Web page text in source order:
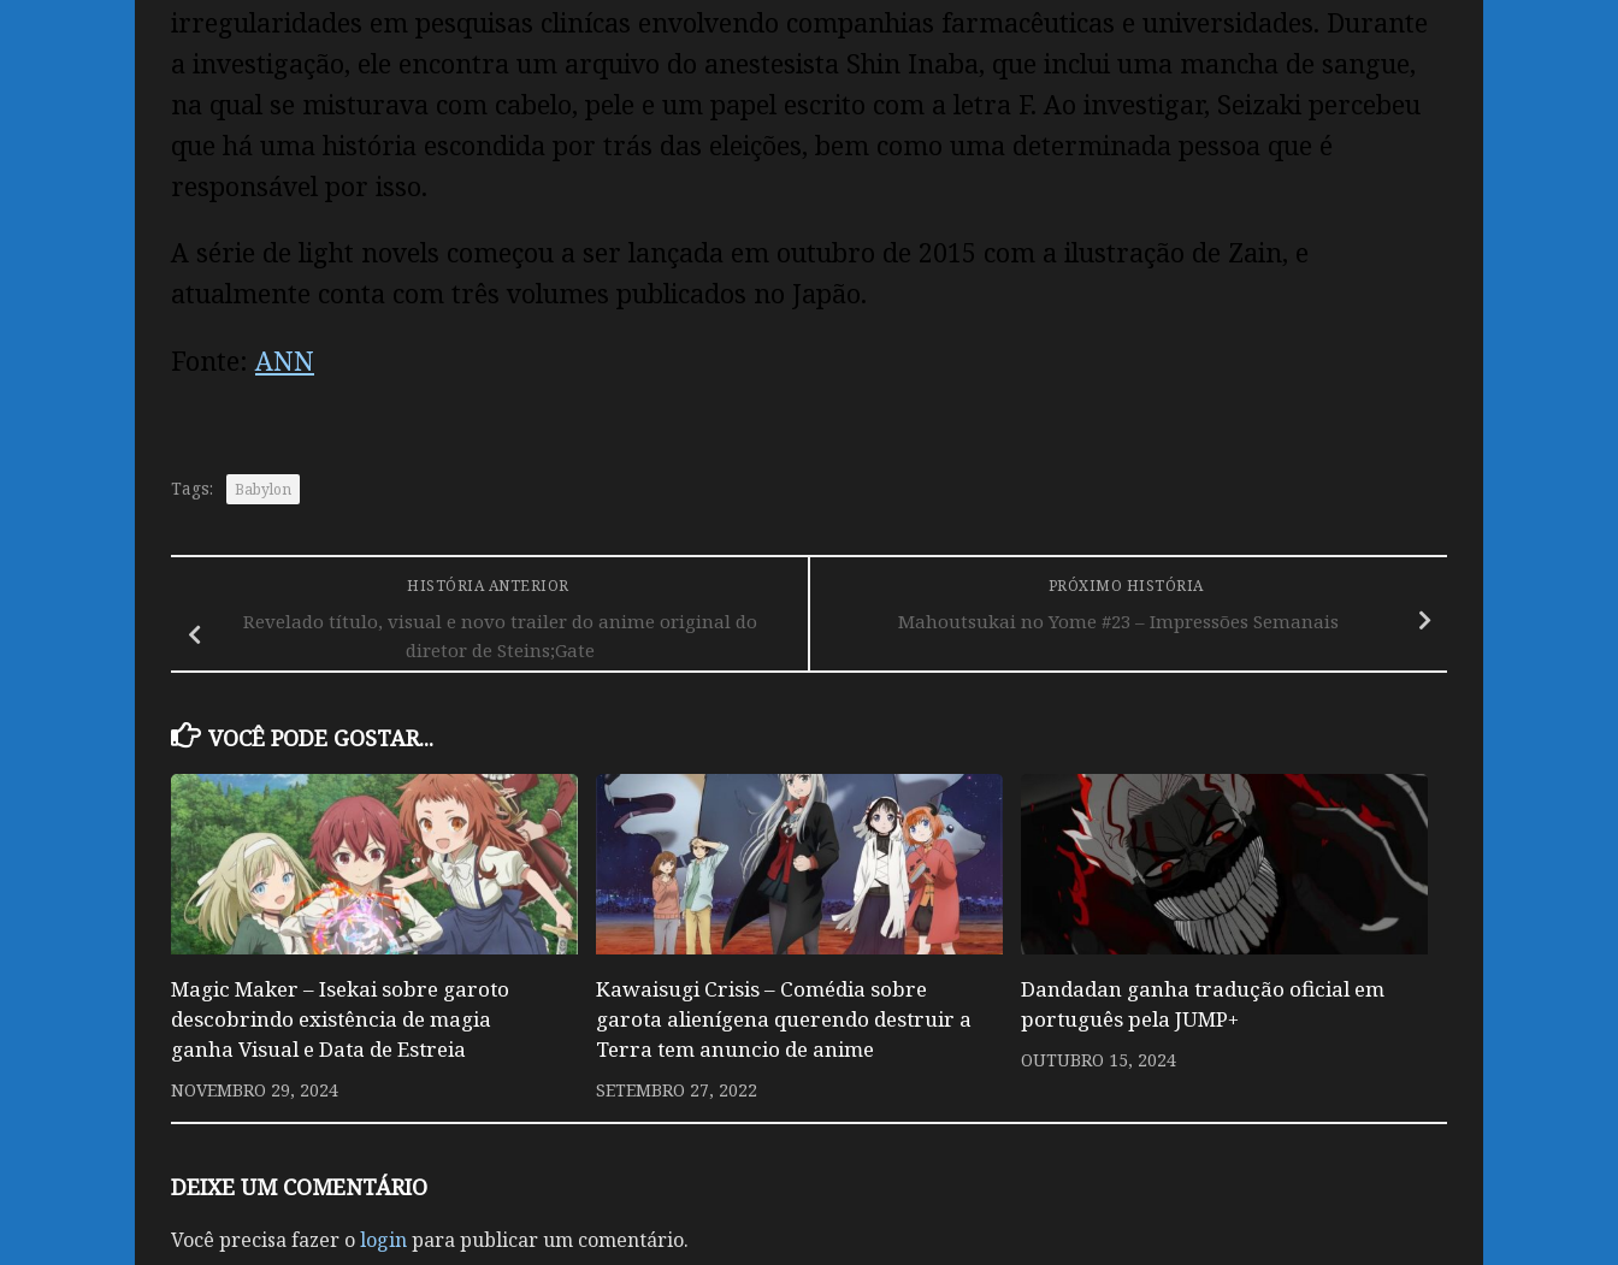
irregularidades em pesquisas clinícas envolvendo companhias farmacêuticas e universidades. Durante
a investigação, ele encontra um arquivo do anestesista Shin Inaba, que inclui uma mancha de sangue,
na qual se misturava com cabelo, pele e um papel escrito com a letra F. Ao investigar, Seizaki percebeu
que há uma história escondida por trás das eleições, bem como uma determinada pessoa que é
responsável por isso.
A série de light novels começou a ser lançada em outubro de 2015 com a ilustração de Zain, e
atualmente conta com três volumes publicados no Japão.
Fonte: ANN
Tags: Babylon
PRÓXIMO HISTÓRIA
Mahoutsukai no Yome #23 – Impressões Semanais
HISTÓRIA ANTERIOR
Revelado título, visual e novo trailer do anime original do
diretor de Steins;Gate
VOCÊ PODE GOSTAR...
Magic Maker – Isekai sobre garoto
descobrindo existência de magia
ganha Visual e Data de Estreia
NOVEMBRO 29, 2024
Kawaisugi Crisis – Comédia sobre
garota alienígena querendo destruir a
Terra tem anuncio de anime
SETEMBRO 27, 2022
Dandadan ganha tradução oficial em
português pela JUMP+
OUTUBRO 15, 2024
DEIXE UM COMENTÁRIO
Você precisa fazer ologinpara publicar um comentário.